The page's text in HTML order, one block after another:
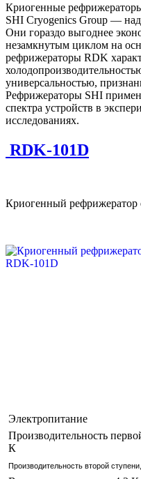
Криогенные
SHI Cryogenics Group —
Они гораздо выгоднее
незамкнутым циклом на
рефрижераторы RDK
универсальностью,
Рефрижераторы SHI
спектра устройств в
исследованиях.
RDK-101D
Криогенный
Электропитание
Производительность
К
Производительность второй